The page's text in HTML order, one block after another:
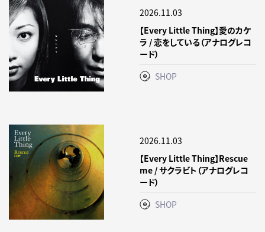
2026.11.03
【Every Little Thing】愛のカケ
ラ / 恋をしている（アナログレコ
ード）
SHOP
2026.11.03
【Every Little Thing】Rescue
me / サクラビト（アナログレコ
ード）
SHOP